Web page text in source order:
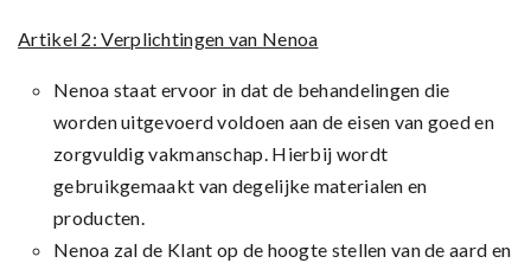
Artikel 2: Verplichtingen van Nenoa
Nenoa staat ervoor in dat de behandelingen die
worden uitgevoerd voldoen aan de eisen van goed en
zorgvuldig vakmanschap. Hierbij wordt
gebruikgemaakt van degelijke materialen en
producten.
Nenoa zal de Klant op de hoogte stellen van de aard en